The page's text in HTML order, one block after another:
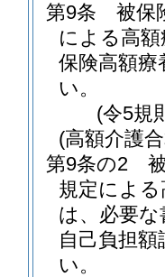
第9条
被保
による高
保険高額
い。
(令5規
(高額介護
第9条の2
規定によ
は、必要
自己負担
い。